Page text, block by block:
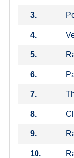
3.
4.
5.
6.
7.
8.
9.
10.